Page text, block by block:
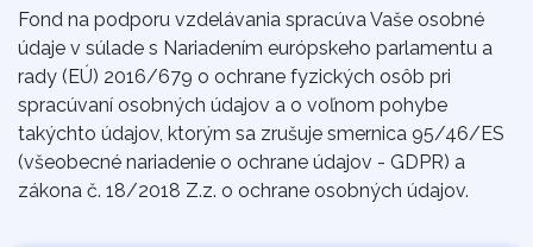
Fond na podporu vzdelávania spracúva Vaše osobné
údaje v súlade s Nariadením európskeho parlamentu a
rady (EÚ) 2016/679 o ochrane fyzických osôb pri
spracúvaní osobných údajov a o voľnom pohybe
takýchto údajov, ktorým sa zrušuje smernica 95/46/ES
(všeobecné nariadenie o ochrane údajov - GDPR) a
zákona č. 18/2018 Z.z. o ochrane osobných údajov.